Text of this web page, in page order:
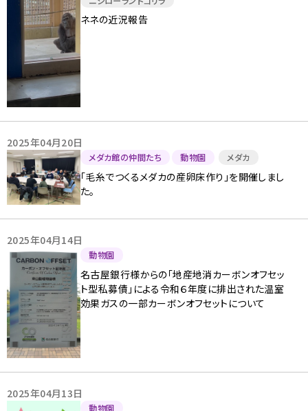
ネネの近況報告
2025年04月20日
メダカ館の仲間たち 動物園 メダカ
「毛糸でつくるメダカの産卵床作り」を開催しまし
た。
2025年04月14日
動物園
名古屋銀行様からの「地産地消カーボンオフセッ
ト型私募債」による令和６年度に排出された温室
効果ガスの一部カーボンオフセットについて
2025年04月13日
動物園